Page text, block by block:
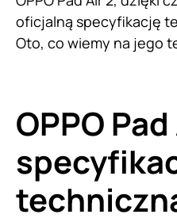
oficjalną specyfikację
Oto, co wiemy na jego
OPPO